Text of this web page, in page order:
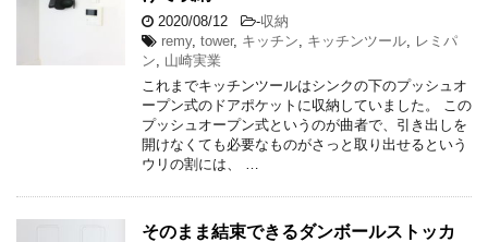
2020/08/12 -収納
remy, tower, キッチン キッチンツール
レミパ
ン
山崎実業
これまでキッチンツールはシンクの下のプッシュオ
ープン式のドアポケットに収納していました。 この
プッシュオープン式というのが曲者で、引き出しを
開けなくても必要なものがさっと取り出せるという
ウリの割には、 …
そのまま結束できるダンボールストッカ